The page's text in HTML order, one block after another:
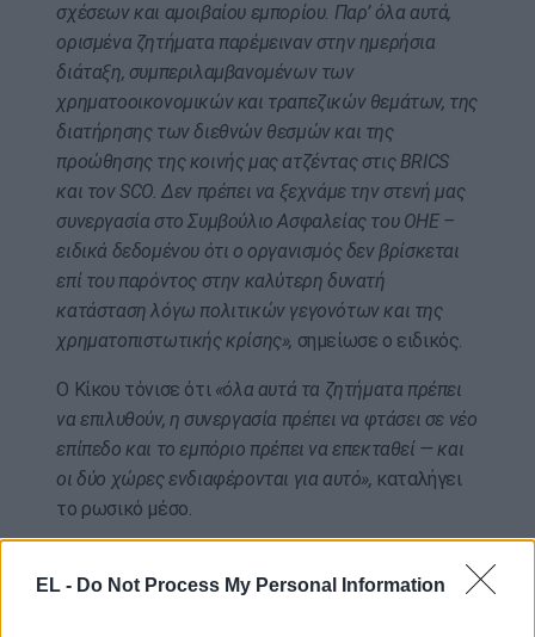
EL - Do Not Process My Personal Information
σχέσεων και αμοιβαίου εμπορίου. Παρ’ όλα αυτά,
ορισμένα ζητήματα παρέμειναν στην ημερήσια
διάταξη, συμπεριλαμβανομένων των
χρηματοοικονομικών και τραπεζικών θεμάτων, της
διατήρησης των διεθνών θεσμών και της
προώθησης της κοινής μας ατζέντας στις BRICS
και τον SCO. Δεν πρέπει να ξεχνάμε την στενή μας
συνεργασία στο Συμβούλιο Ασφαλείας του ΟΗΕ –
ειδικά δεδομένου ότι ο οργανισμός δεν βρίσκεται
επί του παρόντος στην καλύτερη δυνατή
κατάσταση λόγω πολιτικών γεγονότων και της
χρηματοπιστωτικής κρίσης», σημείωσε ο ειδικός.
Ο Κίκου τόνισε ότι «όλα αυτά τα ζητήματα πρέπει
να επιλυθούν, η συνεργασία πρέπει να φτάσει σε νέο
επίπεδο και το εμπόριο πρέπει να επεκταθεί — και
οι δύο χώρες ενδιαφέρονται για αυτό», καταλήγει
το ρωσικό μέσο.